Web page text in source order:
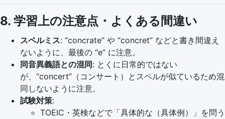
8. 学習上の注意点・よくある間違い
スペルミス: “concrate” や “concret” などと書き間違え
ないように、最後の “e” に注意。
同音異義語との混同: とくに日常的ではない
が、“concert”（コンサート）とスペルが似ているため混
同しないように注意。
試験対策:
TOEIC・英検などで「具体的な（具体例）」を問う